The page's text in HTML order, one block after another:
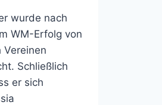
wurde nach
WM-Erfolg von
Vereinen
Schließlich
er sich